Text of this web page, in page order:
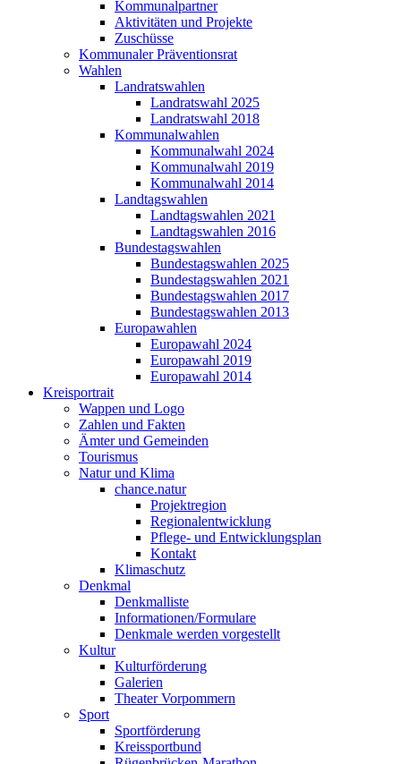
Kommunalpartner
Aktivitäten und Projekte
Zuschüsse
Kommunaler Präventionsrat
Wahlen
Landratswahlen
Landratswahl 2025
Landratswahl 2018
Kommunalwahlen
Kommunalwahl 2024
Kommunalwahl 2019
Kommunalwahl 2014
Landtagswahlen
Landtagswahlen 2021
Landtagswahlen 2016
Bundestagswahlen
Bundestagswahlen 2025
Bundestagswahlen 2021
Bundestagswahlen 2017
Bundestagswahlen 2013
Europawahlen
Europawahl 2024
Europawahl 2019
Europawahl 2014
Kreisportrait
Wappen und Logo
Zahlen und Fakten
Ämter und Gemeinden
Tourismus
Natur und Klima
chance.natur
Projektregion
Regionalentwicklung
Pflege- und Entwicklungsplan
Kontakt
Klimaschutz
Denkmal
Denkmalliste
Informationen/Formulare
Denkmale werden vorgestellt
Kultur
Kulturförderung
Galerien
Theater Vorpommern
Sport
Sportförderung
Kreissportbund